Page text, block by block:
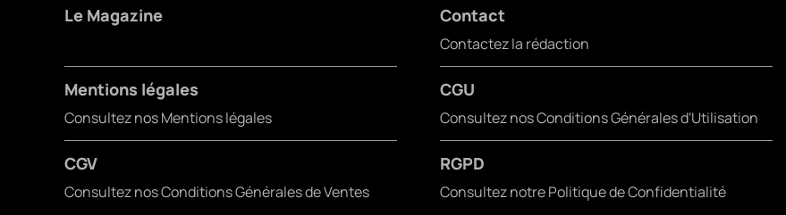
Le Magazine Contact
Contactez la rédaction
Mentions légales
Consultez nos Mentions légales
CGU
Consultez nos Conditions Générales d'Utilisation
CGV
Consultez nos Conditions Générales de Ventes
RGPD
Consultez notre Politique de Confidentialité